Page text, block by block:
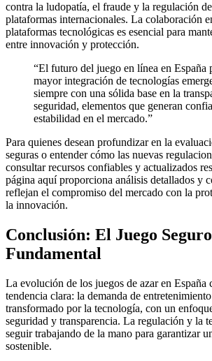
contra la ludopatía, el fraude y la regulación
plataformas internacionales. La colaboración
plataformas tecnológicas es esencial para
entre innovación y protección.
“El futuro del juego en línea en España
mayor integración de tecnologías
siempre con una sólida base en la
seguridad, elementos que generan
estabilidad en el mercado.”
Para quienes desean profundizar en la
seguras o entender cómo las nuevas
consultar recursos confiables y actualizados
página aquí proporciona análisis detallados y
reflejan el compromiso del mercado con la
la innovación.
Conclusión: El Juego
Fundamental
La evolución de los juegos de azar en España
tendencia clara: la demanda de
transformado por la tecnología, con un
seguridad y transparencia. La regulación y la
seguir trabajando de la mano para garantizar
sostenible.